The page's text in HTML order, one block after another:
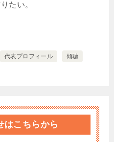
たい。
代表プロフィール 傾聴
はこちらから